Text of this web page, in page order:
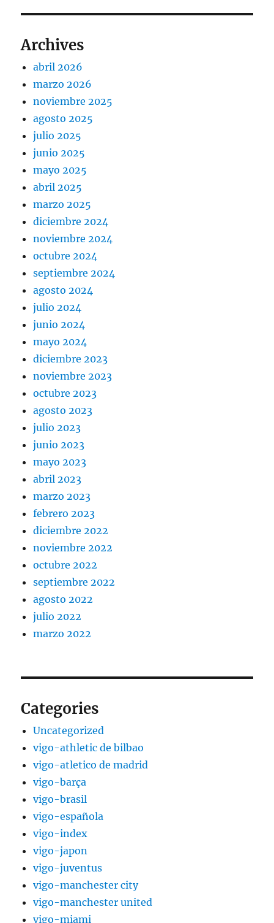
Archives
abril 2026
marzo 2026
noviembre 2025
agosto 2025
julio 2025
junio 2025
mayo 2025
abril 2025
marzo 2025
diciembre 2024
noviembre 2024
octubre 2024
septiembre 2024
agosto 2024
julio 2024
junio 2024
mayo 2024
diciembre 2023
noviembre 2023
octubre 2023
agosto 2023
julio 2023
junio 2023
mayo 2023
abril 2023
marzo 2023
febrero 2023
diciembre 2022
noviembre 2022
octubre 2022
septiembre 2022
agosto 2022
julio 2022
marzo 2022
Categories
Uncategorized
vigo-athletic de bilbao
vigo-atletico de madrid
vigo-barça
vigo-brasil
vigo-española
vigo-index
vigo-japon
vigo-juventus
vigo-manchester city
vigo-manchester united
vigo-miami